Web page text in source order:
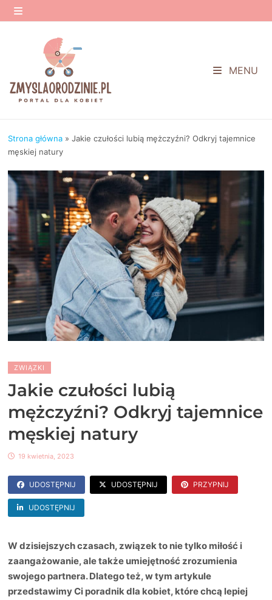
Przejdź
do
MENU
MENU
Strona główna »Jakie czułości lubią mężczyźni? Odkryj tajemnice
męskiej natury
ZWIĄZKI
Jakie czułości lubią
mężczyźni? Odkryj tajemnice
męskiej natury
19 kwietnia, 2023
UDOSTĘPNIJ UDOSTĘPNIJ PRZYPNIJ
UDOSTĘPNIJ
W dzisiejszych czasach, związek to nie tylko miłość i
zaangażowanie, ale także umiejętność zrozumienia
swojego partnera. Dlatego też, w tym artykule
przedstawimy Ci poradnik dla kobiet, które chcą lepiej